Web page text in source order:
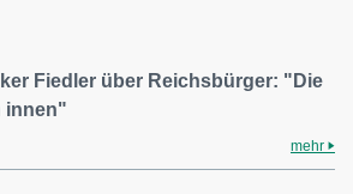
Fiedler über Reichsbürger: "Die
innen"
mehr